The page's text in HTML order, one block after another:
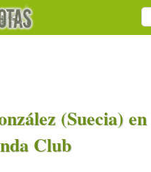
(Suecia)
Club